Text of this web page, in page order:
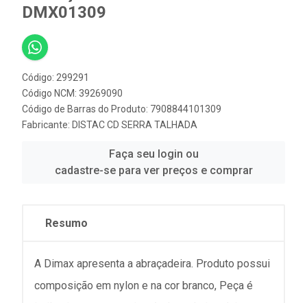
DMX01309
Código: 299291
Código NCM: 39269090
Código de Barras do Produto: 7908844101309
Fabricante: DISTAC CD SERRA TALHADA
Faça seu login ou
cadastre-se para ver preços e comprar
Resumo
A Dimax apresenta a abraçadeira. Produto possui
composição em nylon e na cor branco, Peça é